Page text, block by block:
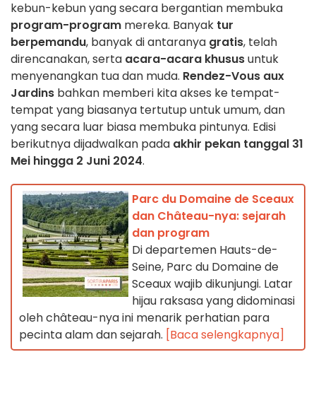
kebun-kebun yang secara bergantian membuka
program-program mereka. Banyak tur
berpemandu, banyak di antaranya gratis, telah
direncanakan, serta acara-acara khususuntuk
menyenangkan tua dan muda. Rendez-Vous aux
Jardins bahkan memberi kita akses ke tempat-
tempat yang biasanya tertutup untuk umum, dan
yang secara luar biasa membuka pintunya. Edisi
berikutnya dijadwalkan pada akhir pekan tanggal 31
Mei hingga 2 Juni 2024.
Parc du Domaine de Sceaux
dan Château-nya: sejarah
dan program
Di departemen Hauts-de-
Seine, Parc du Domaine de
Sceaux wajib dikunjungi. Latar
hijau raksasa yang didominasi
oleh château-nya ini menarik perhatian para
pecinta alam dan sejarah. [Baca selengkapnya]